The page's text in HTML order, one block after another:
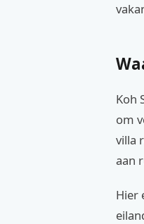
Koh
om
villa
aan
Hier